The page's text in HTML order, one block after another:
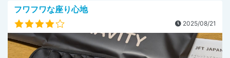
フワフワな座り心地
2025/08/21